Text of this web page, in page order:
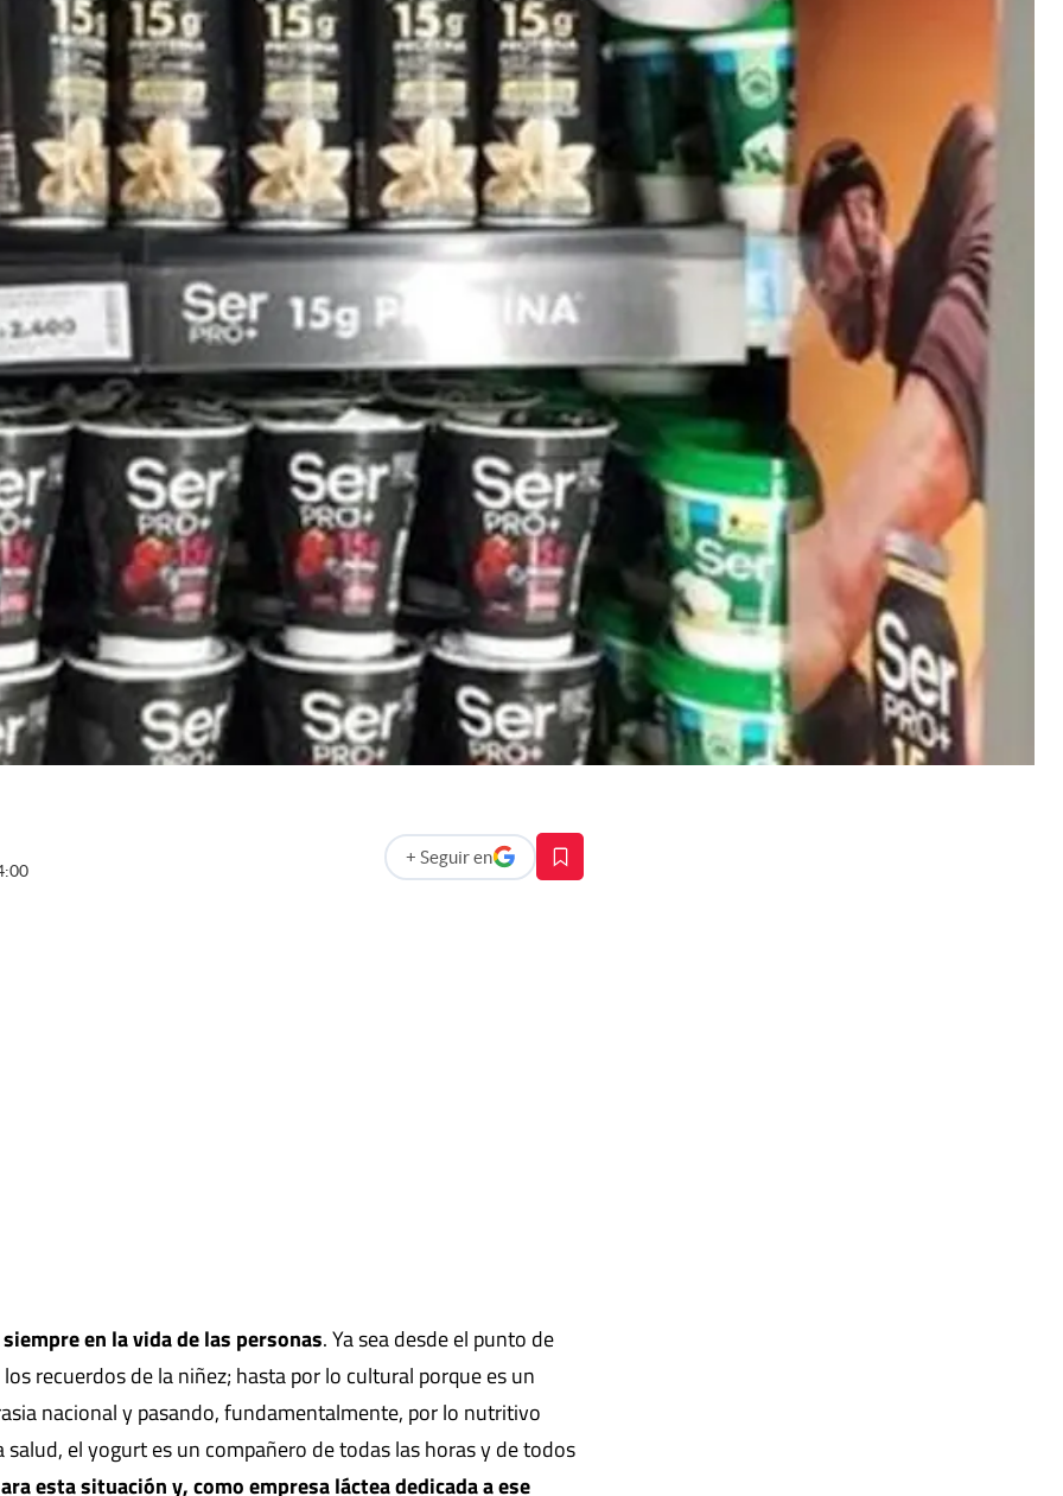
+ Seguir en
abre en nueva pestaña
en la vida de las personas. Ya sea desde el punto de
recuerdos de la niñez; hasta por lo cultural porque es un
nacional y pasando, fundamentalmente, por lo nutritivo
el yogurt es un compañero de todas las horas y de todos
esta situación y, como empresa láctea dedicada a ese